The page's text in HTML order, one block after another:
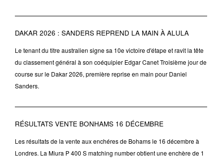
DAKAR 2026 : SANDERS REPREND LA MAIN À ALULA
Le tenant du titre australien signe sa 10e victoire d'étape et ravit la tête
du classement général à son coéquipier Edgar Canet Troisième jour de
course sur le Dakar 2026, première reprise en main pour Daniel
Sanders.
RÉSULTATS VENTE BONHAMS 16 DÉCEMBRE
Les résultats de la vente aux enchéres de Bohams le 16 décembre à
Londres. La Miura P 400 S matching number obtient une enchère de 1